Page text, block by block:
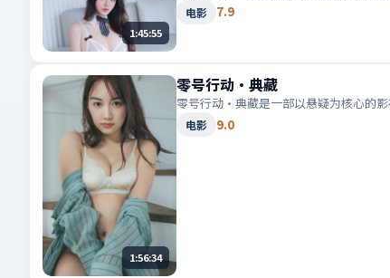
1:45:55
电影 7.9
1:56:34
零号行动·典藏
零号行动·典藏是一部以悬疑为核心的影
电影 9.0